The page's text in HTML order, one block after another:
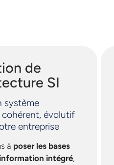
de
SI
système
cohérent, évolutif
entreprise
à poser les bases
intégré,